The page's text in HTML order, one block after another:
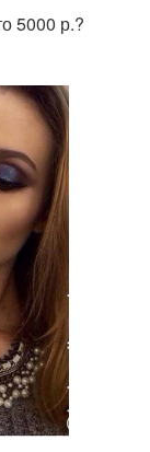
5000 р.?